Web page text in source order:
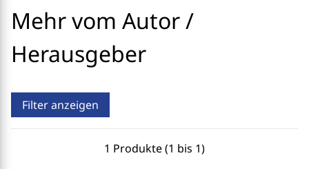
Mehr vom Autor /
Herausgeber
Filter anzeigen
1 Produkte (1 bis 1)